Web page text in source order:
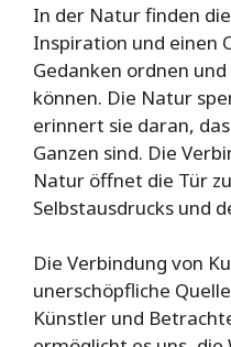
In der Natur finden
Inspiration und einen
Gedanken ordnen
können. Die Natur
erinnert sie daran,
Ganzen sind. Die
Natur öffnet die Tür
Selbstausdrucks und
Die Verbindung von
unerschöpfliche
Künstler und